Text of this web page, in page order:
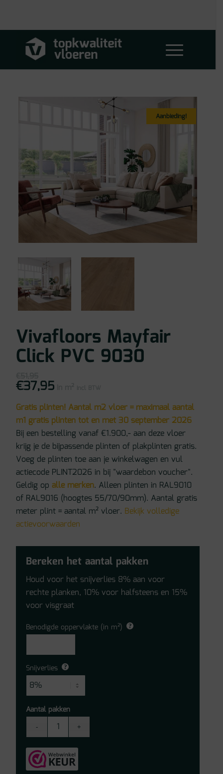
Aanbieding!
Vivafloors Mayfair
Click PVC 9030
Oorspronkelijke
prijs
was:
€37,95Huidige
prijs
Gratis plinten! Aantal m2 vloer = maximaal aantal
m1 gratis plinten tot en met 30 september 2026
Bij een bestelling vanaf €1.900,- aan deze vloer
krijg je de bijpassende plinten of plakplinten gratis.
Voeg de plinten toe aan je winkelwagen en vul
actiecode PLINT2026 in bij "waardebon voucher".
Geldig opalle merken. Alleen plinten in RAL9010
of RAL9016 (hoogtes 55/70/90mm). Aantal gratis
meter plint = aantal m² vloer. Bekijk volledige
actievoorwaarden
Bereken het aantal pakken
Houd voor het snijverlies 8% aan voor
rechte planken, 10% voor halfsteens en 15%
voor visgraat
Benodigde oppervlakte (in m²)
Snijverlies
Aantal pakken
Vivafloors
Mayfair
Click
PVC